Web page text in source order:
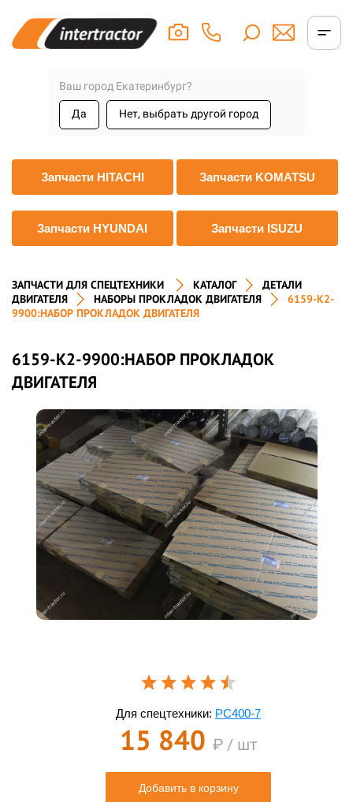
Ваш город Екатеринбург?
Да Нет, выбрать другой город
Запчасти HITACHI Запчасти KOMATSU
Запчасти HYUNDAI Запчасти ISUZU
ЗАПЧАСТИ ДЛЯ СПЕЦТЕХНИКИ КАТАЛОГ
ДЕТАЛИ
ДВИГАТЕЛЯ
НАБОРЫ ПРОКЛАДОК ДВИГАТЕЛЯ
6159-K2-
9900:НАБОР ПРОКЛАДОК ДВИГАТЕЛЯ
6159-K2-9900:НАБОР ПРОКЛАДОК
ДВИГАТЕЛЯ
Для спецтехники: PC400-7
15 840 ₽ / шт
Добавить в корзину